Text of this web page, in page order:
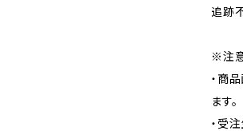
追跡
※注
・商
ます。
・受